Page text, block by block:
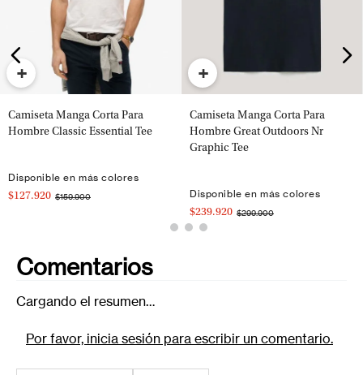
+
Camiseta Manga Corta Para
Hombre Classic Essential Tee
Disponible en más colores
$127.920 $159.900
+
Camiseta Manga Corta Para
Hombre Great Outdoors Nr
Graphic Tee
Disponible en más colores
$239.920 $299.900
Comentarios
Cargando el resumen…
Por favor, inicia sesión para escribir un comentario.